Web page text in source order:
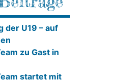
der U19 – auf
zu Gast in
startet mit